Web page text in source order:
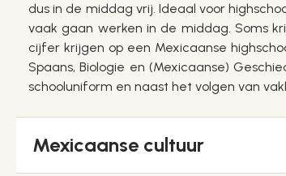
dus in de middag vrij. Ideaal voor
vaak gaan werken in de middag. Soms
cijfer krijgen op een Mexicaanse
Spaans, Biologie en (Mexicaanse)
schooluniform en naast het volgen van
Mexicaanse cultuur